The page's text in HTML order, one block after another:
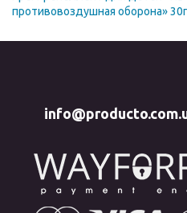
противовоздушная оборона»